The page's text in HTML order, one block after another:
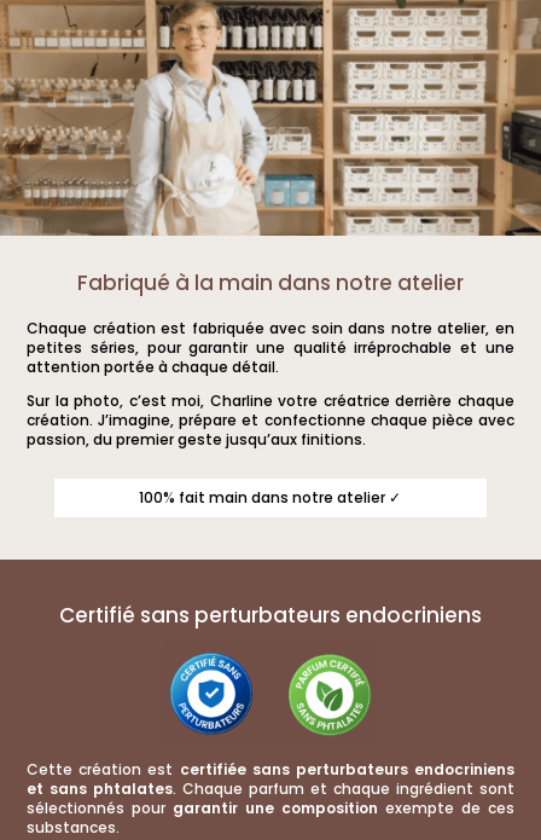
Fabriqué à la main dans notre atelier
Chaque création est fabriquée avec soin dans notre atelier, en
petites séries, pour garantir une qualité irréprochable et une
attention portée à chaque détail.
Sur la photo, c’est moi, Charline votre créatrice derrière chaque
création. J’imagine, prépare et confectionne chaque pièce avec
passion, du premier geste jusqu’aux finitions.
100% fait main dans notre atelier ✓
Certifié sans perturbateurs endocriniens
Cette création est certifiée sans perturbateurs endocriniens
et sans phtalates. Chaque parfum et chaque ingrédient sont
sélectionnés pour garantir une composition exempte de ces
substances.